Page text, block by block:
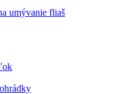
umývanie fliaš